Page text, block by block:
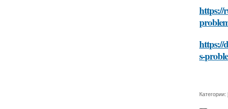
https://
https://
s-
Категории: